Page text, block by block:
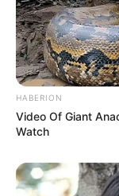
HABERION
Video Of Giant
Watch